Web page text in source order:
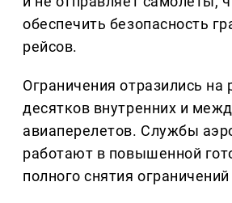
обеспечить безопасность
рейсов.
Ограничения отразились на
десятков внутренних и
авиаперелетов. Службы
работают в повышенной
полного снятия